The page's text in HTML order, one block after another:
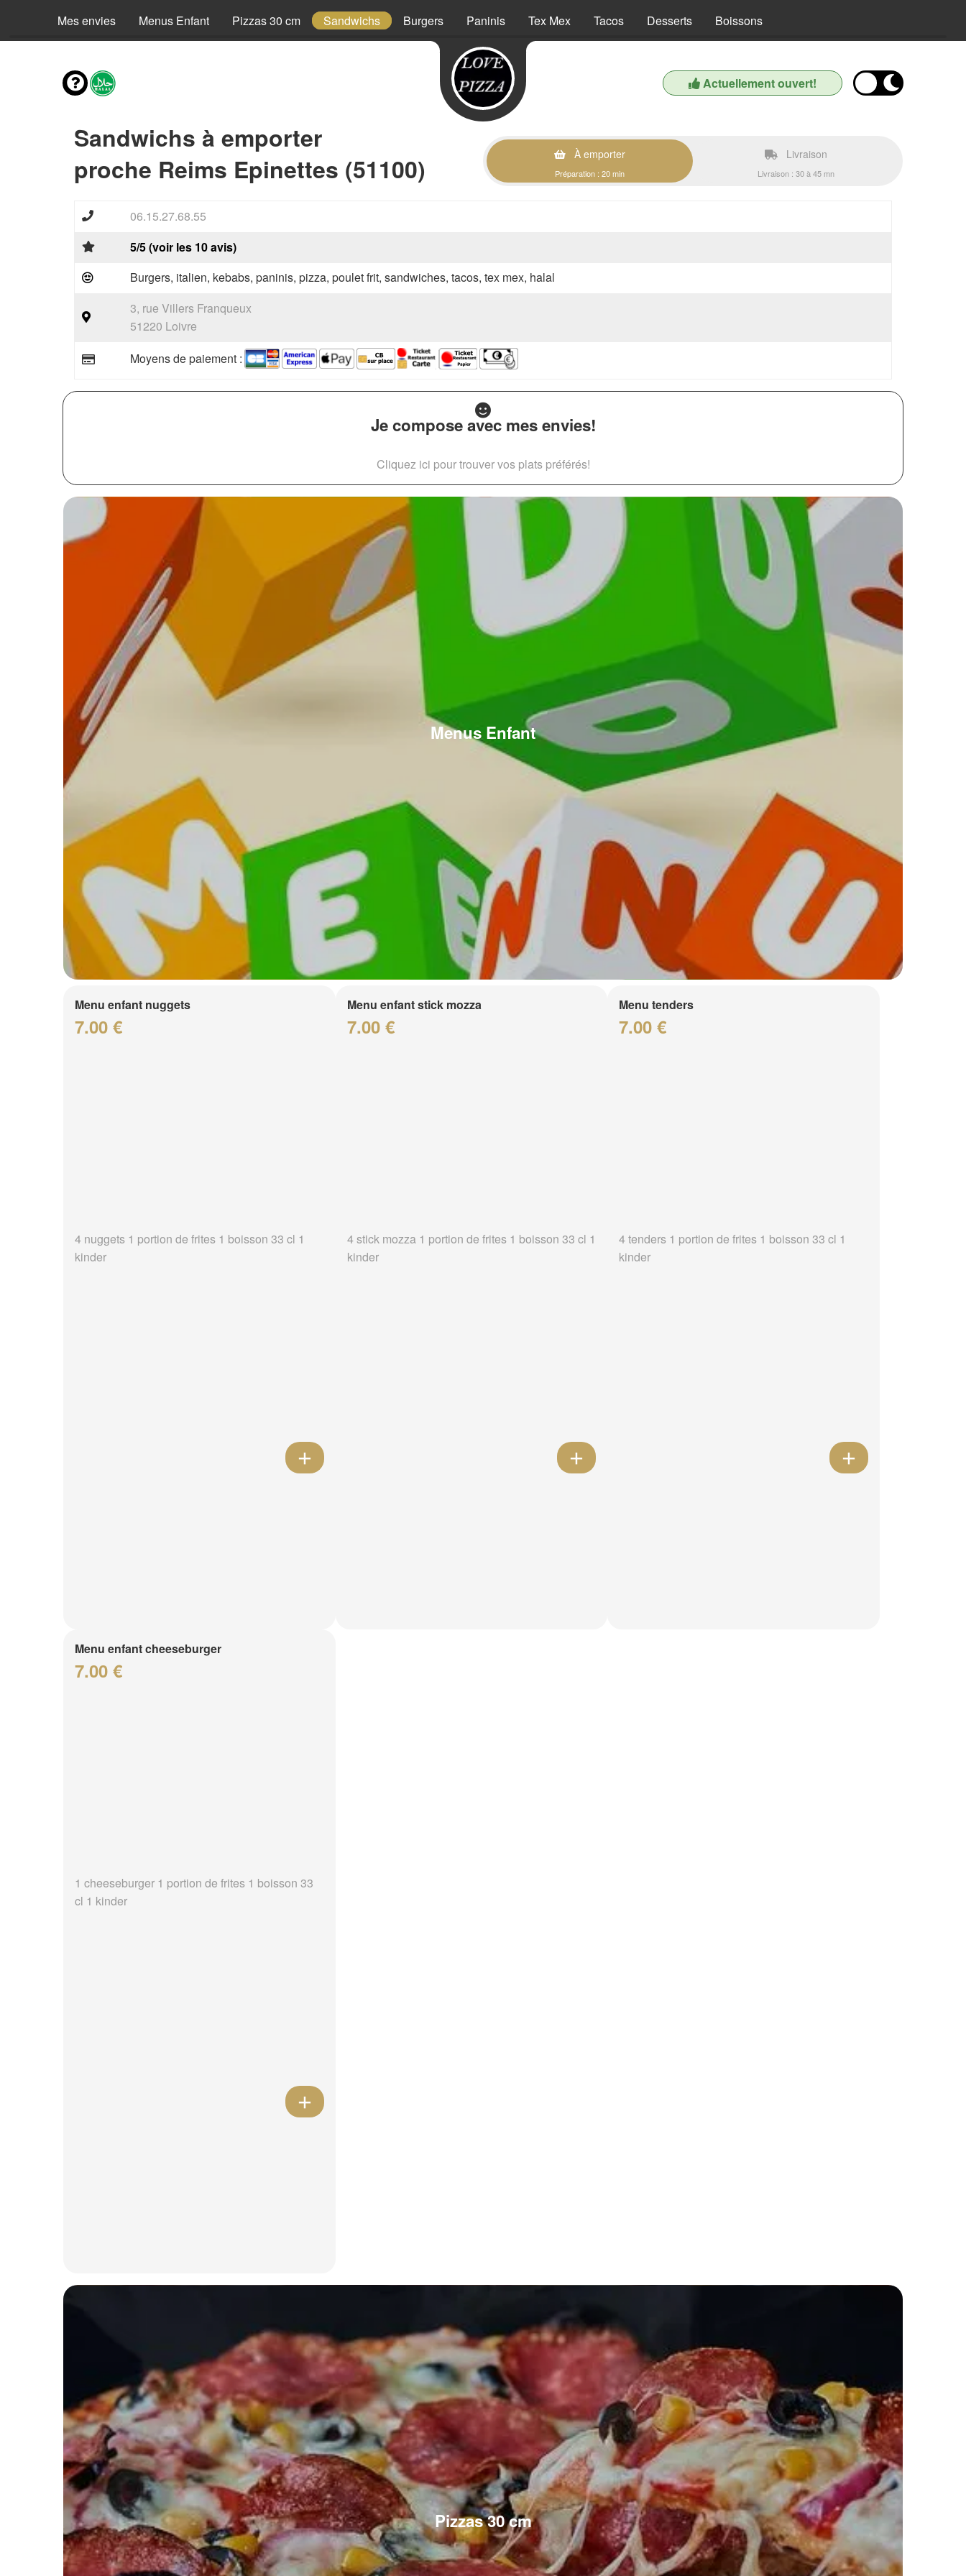
Mes envies Menus Enfant Pizzas 30 cm Sandwichs Burgers Paninis Tex Mex Tacos Desserts Boissons
Actuellement ouvert!
Sandwichs à emporter
proche Reims Epinettes (51100)
À emporter
Préparation : 20 min
Livraison
Livraison : 30 à 45 mn
06.15.27.68.55
5/5 (voir les 10 avis)
Burgers, italien, kebabs, paninis, pizza, poulet frit, sandwiches, tacos, tex mex, halal
3, rue Villers Franqueux
51220 Loivre
Moyens de paiement :
Je compose avec mes envies!
Cliquez ici pour trouver vos plats préférés!
Menus Enfant
Menu enfant nuggets
7.00 €
4 nuggets 1 portion de frites 1 boisson 33 cl 1
kinder
Menu enfant stick mozza
7.00 €
4 stick mozza 1 portion de frites 1 boisson 33 cl 1
kinder
Menu tenders
7.00 €
4 tenders 1 portion de frites 1 boisson 33 cl 1
kinder
Menu enfant cheeseburger
7.00 €
1 cheeseburger 1 portion de frites 1 boisson 33
cl 1 kinder
Pizzas 30 cm